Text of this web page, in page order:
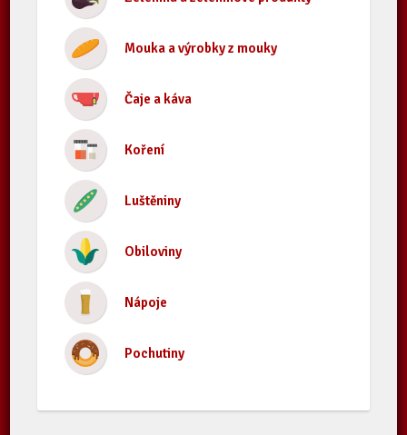
Mouka a výrobky z mouky
Čaje a káva
Koření
Luštěniny
Obiloviny
Nápoje
Pochutiny